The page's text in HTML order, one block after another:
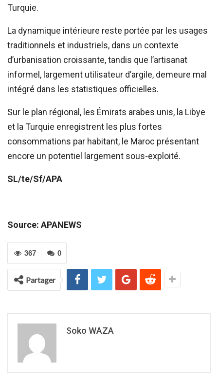
Turquie.
La dynamique intérieure reste portée par les usages
traditionnels et industriels, dans un contexte
d’urbanisation croissante, tandis que l’artisanat
informel, largement utilisateur d’argile, demeure mal
intégré dans les statistiques officielles.
Sur le plan régional, les Émirats arabes unis, la Libye
et la Turquie enregistrent les plus fortes
consommations par habitant, le Maroc présentant
encore un potentiel largement sous-exploité.
SL/te/Sf/APA
Source: APANEWS
0
367
Partager
Soko WAZA